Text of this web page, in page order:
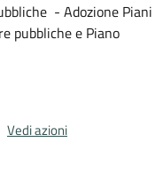
- Adozione Piani
pubbliche e Piano
Vedi azioni